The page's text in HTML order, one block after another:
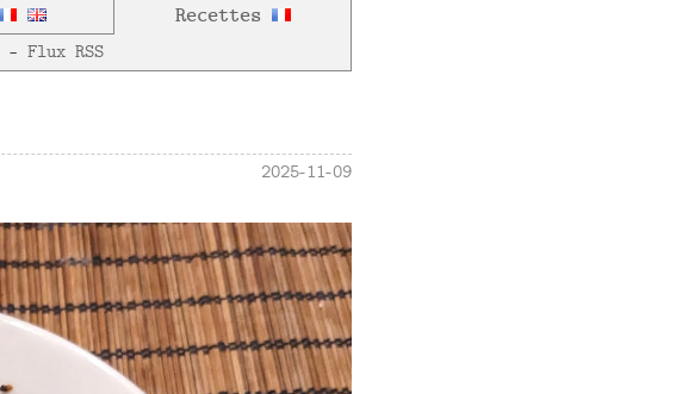
Recettes
— Flux RSS
2025-11-09